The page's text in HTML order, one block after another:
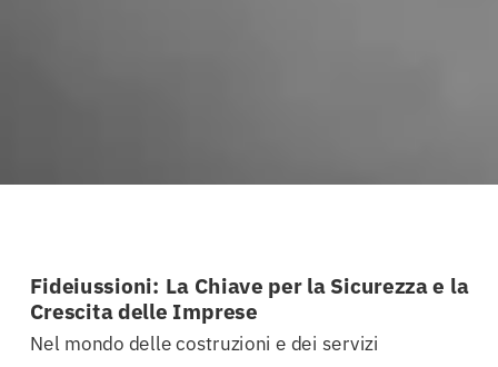
Fideiussioni: La Chiave per la Sicurezza e la
Crescita delle Imprese
Nel mondo delle costruzioni e dei servizi